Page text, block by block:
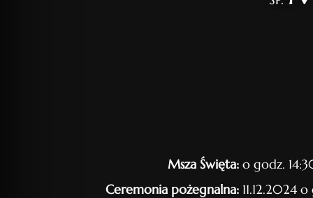
Msza Święta:o godz.
Ceremonia pożegnalna: 11.12.2024